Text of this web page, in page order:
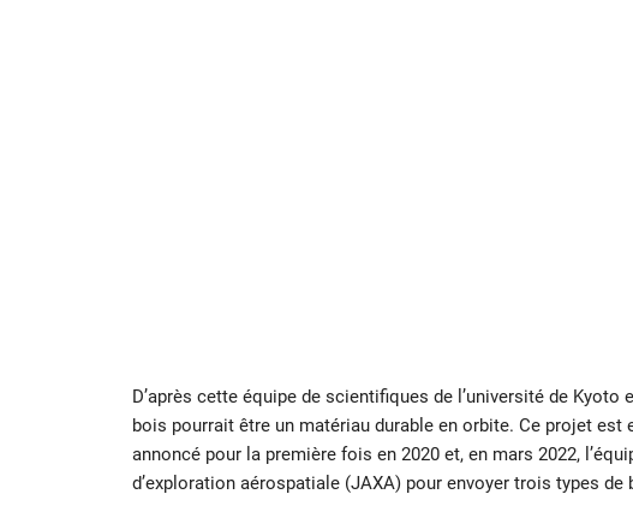
D’après cette équipe de scientifiques de l’université de
bois pourrait être un matériau durable en orbite. Ce projet
annoncé pour la première fois en 2020 et, en mars 2022,
d’exploration aérospatiale (JAXA) pour envoyer trois types de